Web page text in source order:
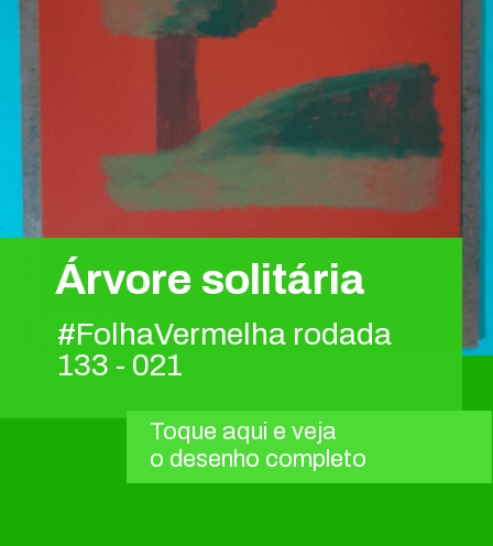
#FolhaVermelha rodada
133 - 021
Toque aqui e veja
o desenho completo
Árvore solitária